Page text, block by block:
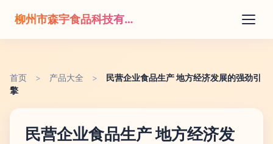
柳州市森宇食品科技有限公司
首页 > 产品大全 >
民营企业食品生产 地方经济发展的强劲引
擎
民营企业食品生产 地方经济发